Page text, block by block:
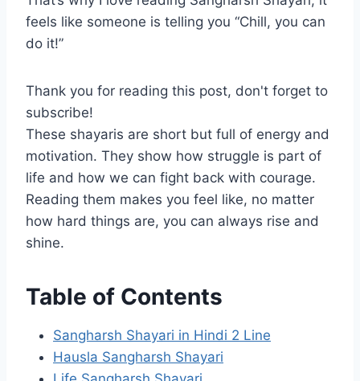
feels like someone is telling you “Chill, you can
do it!”
Thank you for reading this post, don't forget to
subscribe!
These shayaris are short but full of energy and
motivation. They show how struggle is part of
life and how we can fight back with courage.
Reading them makes you feel like, no matter
how hard things are, you can always rise and
shine.
Table of Contents
Sangharsh Shayari in Hindi 2 Line
Hausla Sangharsh Shayari